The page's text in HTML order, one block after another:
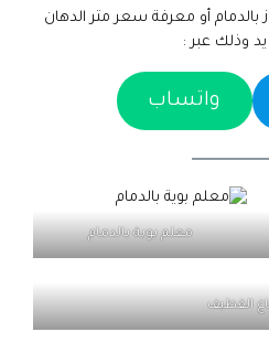
بالدمام أو معرفة سعر متر الدهان
وذلك عبر :
واتساب
معلم بوية بالدمام
القطيف